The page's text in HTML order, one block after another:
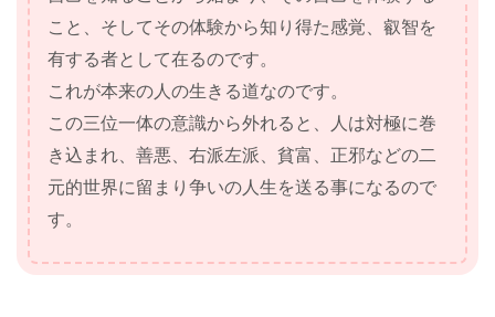
こと、そしてその体験から知り得た感覚、叡智を
有する者として在るのです。
これが本来の人の生きる道なのです。
この三位一体の意識から外れると、人は対極に巻
き込まれ、善悪、右派左派、貧富、正邪などの二
元的世界に留まり争いの人生を送る事になるので
す。